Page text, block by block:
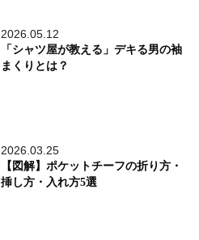
2026.05.12
「シャツ屋が教える」デキる男の袖
まくりとは？
2026.03.25
【図解】ポケットチーフの折り方・
挿し方・入れ方5選